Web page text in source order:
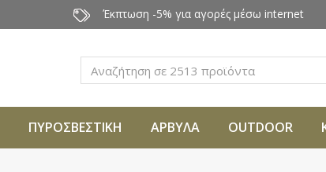
Έκπτωση -5% για αγορές μέσω internet
Αναζήτηση
ΠΥΡΟΣΒΕΣΤΙΚΗ ΑΡΒΥΛΑ OUTDOOR